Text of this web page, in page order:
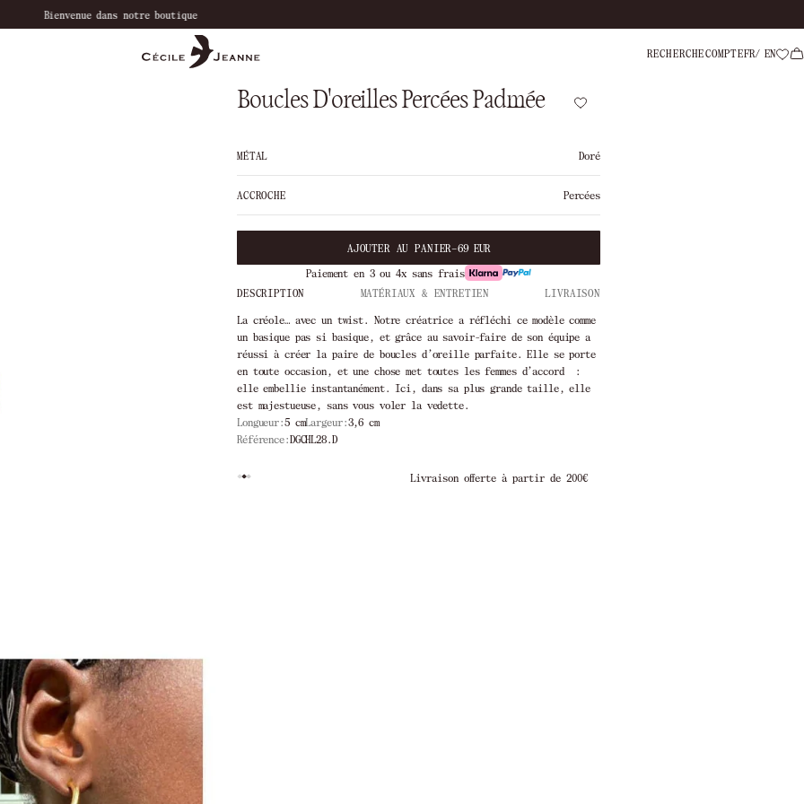
Bienvenue dans notre boutique
RECHERCHECOMPTEFR EN
Boucles D'oreilles Percées Padmée
MÉTAL Doré
ACCROCHE Percées
AJOUTER AU PANIER–69 EUR
Paiement en 3 ou 4x sans frais
DESCRIPTION
MATÉRIAUX & ENTRETIEN LIVRAISON
La créole… avec un twist. Notre créatrice a réfléchi ce modèle comme
un basique pas si basique, et grâce au savoir-faire de son équipe a
réussi à créer la paire de boucles d’oreille parfaite. Elle se porte
en toute occasion, et une chose met toutes les femmes d’accord :
elle embellie instantanément. Ici, dans sa plus grande taille, elle
est majestueuse, sans vous voler la vedette.
Longueur:5 cmLargeur:3,6 cm
Référence:DGCHL28.D
Livraison offerte à partir de 200€